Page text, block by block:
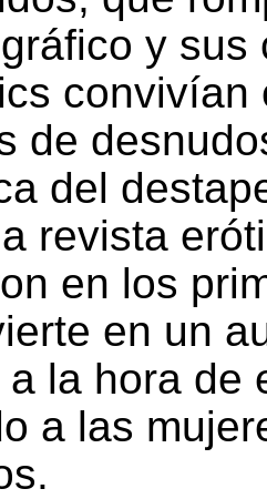
y
de
del
revista
en los
en un
la hora de
a las